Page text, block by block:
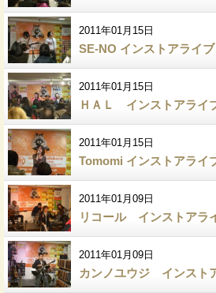
2011年01月15日
SE-NO インストアライブ
2011年01月15日
ＨＡＬ インストアライ
2011年01月15日
Tomomi インストアライ
2011年01月09日
リコール インストアラ
2011年01月09日
カンノユウジ インスト